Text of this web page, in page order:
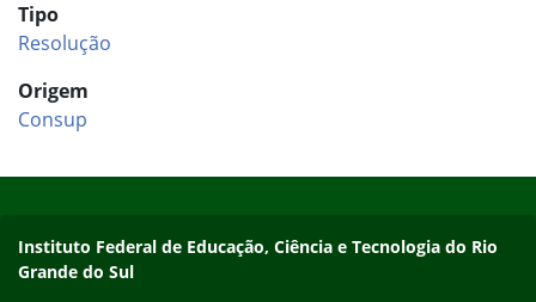
Tipo
Resolução
Origem
Consup
Contato
Instituto Federal de Educação, Ciência e Tecnologia do Rio
Grande do Sul